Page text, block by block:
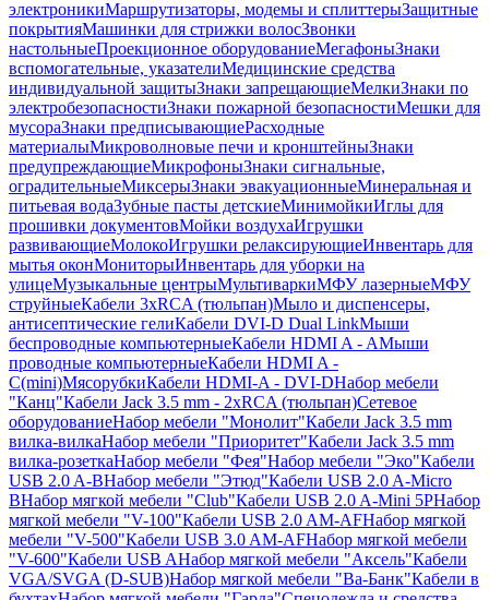
электроникиМаршрутизаторы, модемы и сплиттерыЗащитные
покрытияМашинки для стрижки волосЗвонки
настольныеПроекционное оборудованиеМегафоныЗнаки
вспомогательные, указателиМедицинские средства
индивидуальной защитыЗнаки запрещающиеМелкиЗнаки по
электробезопасностиЗнаки пожарной безопасностиМешки для
мусораЗнаки предписывающиеРасходные
материалыМикроволновые печи и кронштейныЗнаки
предупреждающиеМикрофоныЗнаки сигнальные,
оградительныеМиксерыЗнаки эвакуационныеМинеральная и
питьевая водаЗубные пасты детскиеМинимойкиИглы для
прошивки документовМойки воздухаИгрушки
развивающиеМолокоИгрушки релаксирующиеИнвентарь для
мытья оконМониторыИнвентарь для уборки на
улицеМузыкальные центрыМультиваркиМФУ лазерныеМФУ
струйныеКабели 3xRCA (тюльпан)Мыло и диспенсеры,
антисептические гелиКабели DVI-D Dual LinkМыши
беспроводные компьютерныеКабели HDMI A - AМыши
проводные компьютерныеКабели HDMI A -
C(mini)МясорубкиКабели HDMI-A - DVI-DНабор мебели
"Канц"Кабели Jack 3.5 mm - 2xRCA (тюльпан)Сетевое
оборудованиеНабор мебели "Монолит"Кабели Jack 3.5 mm
вилка-вилкаНабор мебели "Приоритет"Кабели Jack 3.5 mm
вилка-розеткаНабор мебели "Фея"Набор мебели "Эко"Кабели
USB 2.0 A-BНабор мебели "Этюд"Кабели USB 2.0 A-Micro
BНабор мягкой мебели "Club"Кабели USB 2.0 A-Mini 5PНабор
мягкой мебели "V-100"Кабели USB 2.0 AM-AFНабор мягкой
мебели "V-500"Кабели USB 3.0 AM-AFНабор мягкой мебели
"V-600"Кабели USB AНабор мягкой мебели "Аксель"Кабели
VGA/SVGA (D-SUB)Набор мягкой мебели "Ва-Банк"Кабели в